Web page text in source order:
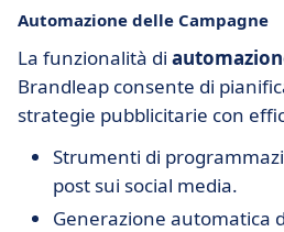
Automazione delle Campagne
La funzionalità di
Brandleap consente di
strategie pubblicitarie con
Strumenti di
post sui social media.
Generazione automatica